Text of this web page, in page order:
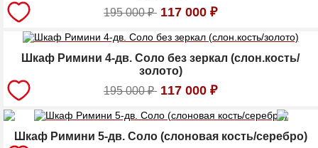
195 000₽ 117 000 ₽
Шкаф Римини 4-дв. Соло без зеркал (слон.кость/
золото)
195 000₽ 117 000 ₽
Шкаф Римини 5-дв. Соло (слоновая кость/серебро)